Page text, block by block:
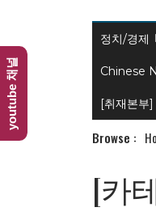
정치/경제
Chinese
[취재본부]
Browse :
[카
youtube 채널